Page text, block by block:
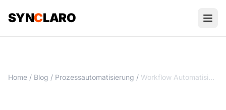
SYNCLARO
Home / Blog / Prozessautomatisierung / Workflow Automatisierung: n8n, Make oder Zapier? Finde es raus!